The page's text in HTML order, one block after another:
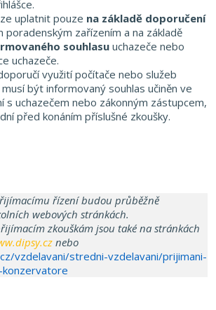
uplatnit pouze na základě doporučení
poradenským zařízením a na základě
souhlasu uchazeče nebo
uchazeče.
využití počítače nebo služeb
být informovaný souhlas učiněn ve
s uchazečem nebo zákonným zástupcem,
před konáním příslušné zkoušky.
řízení budou průběžně
webových stránkách.
zkouškám jsou také na stránkách
nebo
vzdelavani/stredni-vzdelavani/prijimani-